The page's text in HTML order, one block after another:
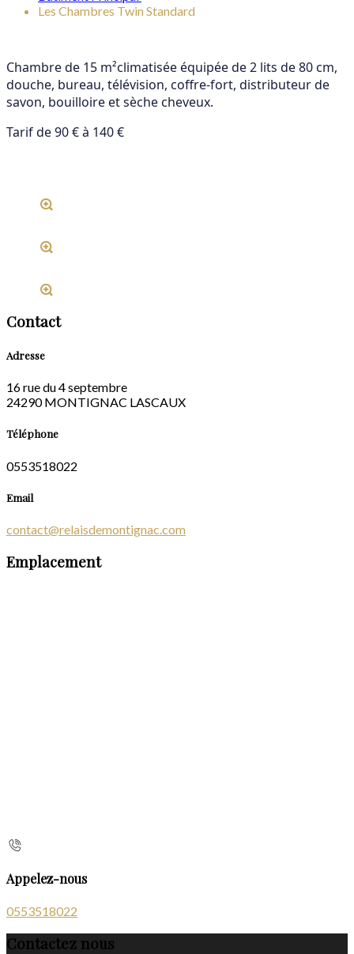
Les Chambres Twin Standard
Chambre de 15 m²climatisée équipée de 2 lits de 80 cm,
douche, bureau, télévision, coffre-fort, distributeur de
savon, bouilloire et sèche cheveux.
Tarif de 90 € à 140 €
Contact
Adresse
16 rue du 4 septembre
24290 MONTIGNAC LASCAUX
Téléphone
0553518022
Email
contact@relaisdemontignac.com
Emplacement
Appelez-nous
0553518022
Contactez nous